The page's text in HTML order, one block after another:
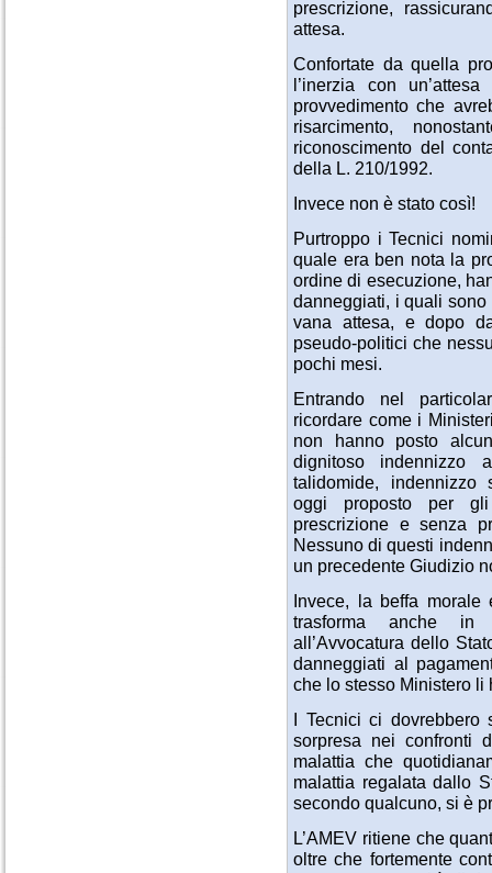
prescrizione,
attesa.
Confortate da quella
l’inerzia con
provvedimento che
risarcimento,
riconoscimento del
della L. 210/1992.
Invece non è stato così!
Purtroppo i Tecnici
quale era ben nota la
ordine di esecuzione,
danneggiati, i quali
vana attesa, e dopo
pseudo-politici che
pochi mesi.
Entrando nel
ricordare come i
non hanno posto
dignitoso indennizzo
talidomide, indennizzo
oggi proposto per gli
prescrizione e senza
Nessuno di questi
un precedente Giudizio
Invece, la beffa
trasforma anche in
all’Avvocatura dello
danneggiati al
che lo stesso Ministero li
I Tecnici ci dovrebbero
sorpresa nei confronti
malattia che
malattia regalata dallo
secondo qualcuno, si è
L’AMEV ritiene che
oltre che fortemente